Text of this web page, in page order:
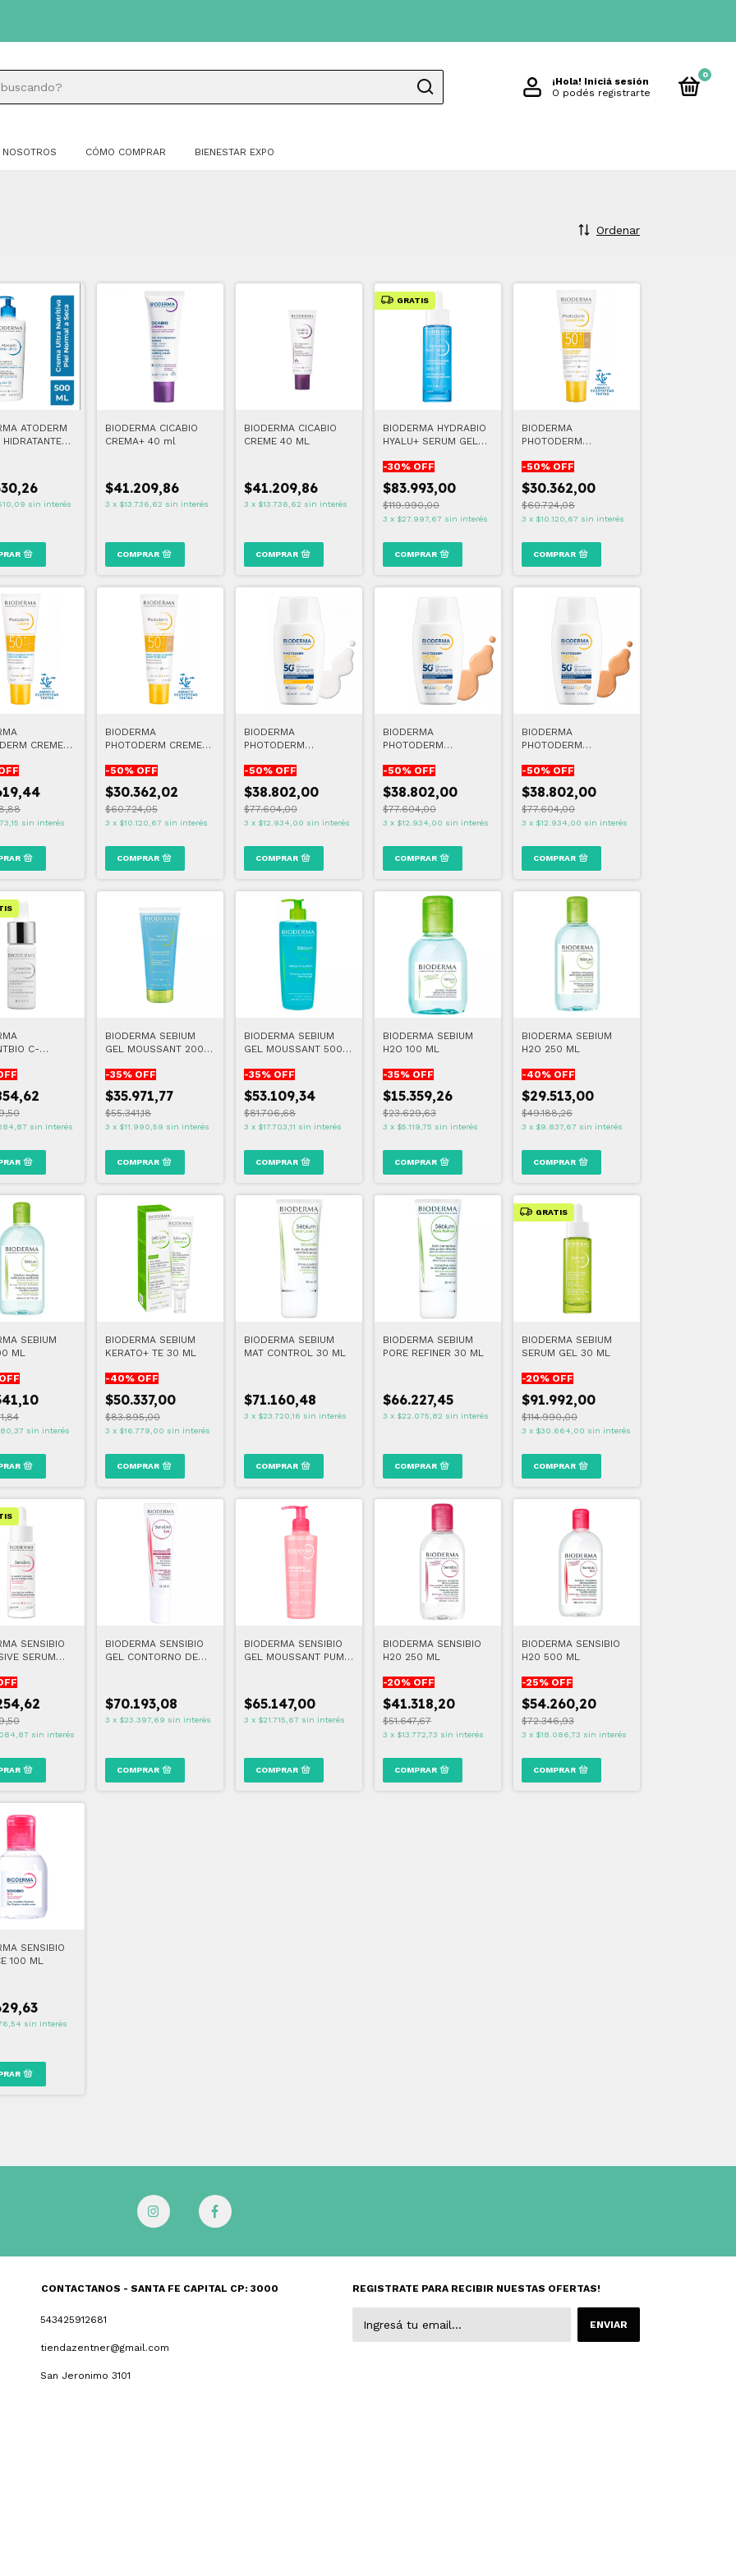
¡Hola! Iniciá sesión
O podés registrarte
0
NOSOTROS CÓMO COMPRAR BIENESTAR EXPO
Ordenar
ATODERM
HIDRATANTE
sin interés
BIODERMA CICABIO
CREMA+ 40 ml
$41.209,86
3 x $13.736,62 sin interés
BIODERMA CICABIO
CREME 40 ML
$41.209,86
3 x $13.736,62 sin interés
GRATIS
BIODERMA HYDRABIO
HYALU+ SERUM GEL
-30% OFF
$83.993,00
$119.990,00
3 x $27.997,67 sin interés
BIODERMA
PHOTODERM
TINTA DORADA
-50% OFF
$30.362,00
$60.724,08
3 x $10.120,67 sin interés
CREME
10/2026)
sin interés
BIODERMA
PHOTODERM CREME
10/2026) TINTA CLARA
-50% OFF
$30.362,02
$60.724,05
3 x $10.120,67 sin interés
BIODERMA
PHOTODERM
FLUID SPF50+
INVISIBLE
-50% OFF
$38.802,00
$77.604,00
3 x $12.934,00 sin interés
BIODERMA
PHOTODERM
FLUID SPF50+ TONO
02
-50% OFF
$38.802,00
$77.604,00
3 x $12.934,00 sin interés
BIODERMA
PHOTODERM
FLUID SPF50+ TONO
03
-50% OFF
$38.802,00
$77.604,00
3 x $12.934,00 sin interés
C-
sin interés
BIODERMA SEBIUM
GEL MOUSSANT 200
-35% OFF
$35.971,77
$55.341,18
3 x $11.990,59 sin interés
BIODERMA SEBIUM
GEL MOUSSANT 500
-35% OFF
$53.109,34
$81.706,68
3 x $17.703,11 sin interés
BIODERMA SEBIUM
H2O 100 ML
-35% OFF
$15.359,26
$23.629,63
3 x $5.119,75 sin interés
BIODERMA SEBIUM
H2O 250 ML
-40% OFF
$29.513,00
$49.188,26
3 x $9.837,67 sin interés
SEBIUM
ML
sin interés
BIODERMA SEBIUM
KERATO+ TE 30 ML
-40% OFF
$50.337,00
$83.895,00
3 x $16.779,00 sin interés
BIODERMA SEBIUM
MAT CONTROL 30 ML
$71.160,48
3 x $23.720,16 sin interés
BIODERMA SEBIUM
PORE REFINER 30 ML
$66.227,45
3 x $22.075,82 sin interés
GRATIS
BIODERMA SEBIUM
SERUM GEL 30 ML
-20% OFF
$91.992,00
$114.990,00
3 x $30.664,00 sin interés
SENSIBIO
SERUM
sin interés
BIODERMA SENSIBIO
GEL CONTORNO DE
$70.193,08
3 x $23.397,69 sin interés
BIODERMA SENSIBIO
GEL MOUSSANT PUMP
$65.147,00
3 x $21.715,67 sin interés
BIODERMA SENSIBIO
H20 250 ML
-20% OFF
$41.318,20
$51.647,67
3 x $13.772,73 sin interés
BIODERMA SENSIBIO
H20 500 ML
-25% OFF
$54.260,20
$72.346,93
3 x $18.086,73 sin interés
SENSIBIO
100 ML
sin interés
CONTACTANOS - SANTA FE CAPITAL CP: 3000
543425912681
tiendazentner@gmail.com
San Jeronimo 3101
REGISTRATE PARA RECIBIR NUESTAS OFERTAS!